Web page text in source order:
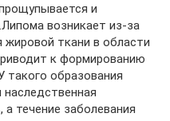
и
возникает из-за
жировой ткани в области
к формированию
такого образования
течение заболевания